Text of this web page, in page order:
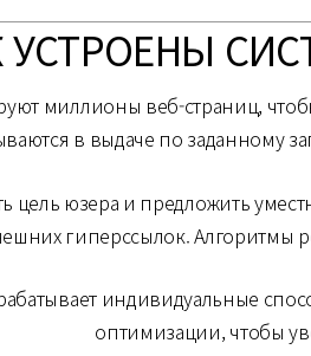
УСТРОЕНЫ
миллионы веб-страниц,
в выдаче по заданному
цель юзера и предложить
гиперссылок. Алгоритмы
индивидуальные
оптимизации, чтобы